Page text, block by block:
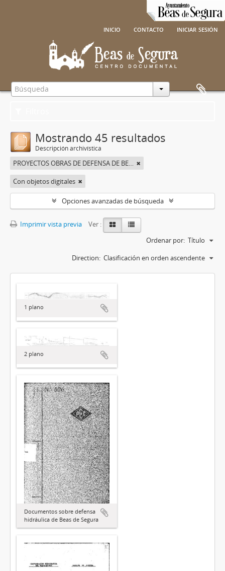
inicio contacto iniciar sesión
Mostrando 45 resultados
Descripción archivística
PROYECTOS OBRAS DE DEFENSA DE BEAS DE SEGURA
Con objetos digitales
Opciones avanzadas de búsqueda
Imprimir vista previa
Ver :
Ordenar por: Título
Direction: Clasificación en orden ascendente
1 plano
2 plano
Documentos sobre defensa
hidráulica de Beas de Segura